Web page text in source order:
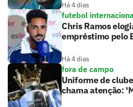
Há 4 dias
futebol
Chris Ramos
empréstimo pelo
Há 4 dias
fora de campo
Uniforme de
chama atenção: